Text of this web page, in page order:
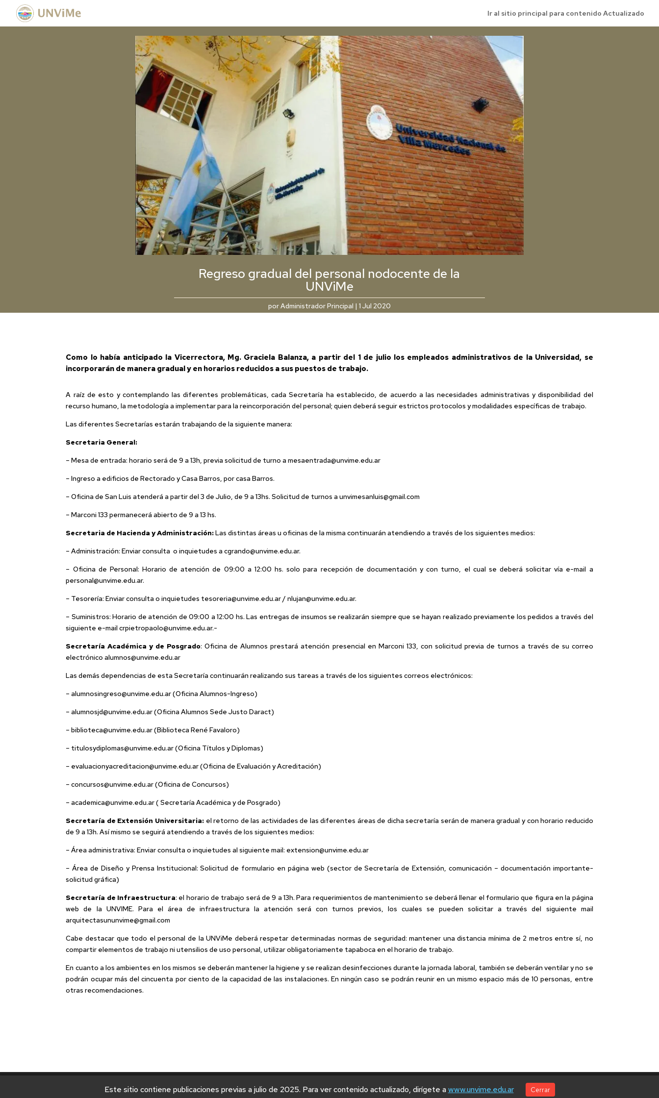
Ir al sitio principal para contenido Actualizado
Regreso gradual del personal nodocente de la
UNViMe
porAdministrador Principal | 1 Jul 2020
Como lo había anticipado la Vicerrectora, Mg. Graciela Balanza, a partir del 1 de julio los empleados administrativos de la Universidad, se
incorporarán de manera gradual y en horarios reducidos a sus puestos de trabajo.
A raíz de esto y contemplando las diferentes problemáticas, cada Secretaría ha establecido, de acuerdo a las necesidades administrativas y disponibilidad del
recurso humano, la metodología a implementar para la reincorporación del personal; quien deberá seguir estrictos protocolos y modalidades específicas de trabajo.
Las diferentes Secretarías estarán trabajando de la siguiente manera:
Secretaria General:
– Mesa de entrada: horario será de 9 a 13h, previa solicitud de turno a mesaentrada@unvime.edu.ar
– Ingreso a edificios de Rectorado y Casa Barros, por casa Barros.
– Oficina de San Luis atenderá a partir del 3 de Julio, de 9 a 13hs. Solicitud de turnos a unvimesanluis@gmail.com
– Marconi 133 permanecerá abierto de 9 a 13 hs.
Secretaria de Hacienda y Administración:Las distintas áreas u oficinas de la misma continuarán atendiendo a través de los siguientes medios:
– Administración: Enviar consulta o inquietudes a cgrando@unvime.edu.ar.
– Oficina de Personal: Horario de atención de 09:00 a 12:00 hs. solo para recepción de documentación y con turno, el cual se deberá solicitar vía e-mail a
personal@unvime.edu.ar.
– Tesorería: Enviar consulta o inquietudes tesoreria@unvime.edu.ar / nlujan@unvime.edu.ar.
– Suministros: Horario de atención de 09:00 a 12:00 hs. Las entregas de insumos se realizarán siempre que se hayan realizado previamente los pedidos a través del
siguiente e-mail crpietropaolo@unvime.edu.ar.-
Secretaría Académica y de Posgrado: Oficina de Alumnos prestará atención presencial en Marconi 133, con solicitud previa de turnos a través de su correo
electrónico alumnos@unvime.edu.ar
Las demás dependencias de esta Secretaría continuarán realizando sus tareas a través de los siguientes correos electrónicos:
– alumnosingreso@unvime.edu.ar (Oficina Alumnos-Ingreso)
– alumnosjd@unvime.edu.ar (Oficina Alumnos Sede Justo Daract)
– biblioteca@unvime.edu.ar (Biblioteca René Favaloro)
– titulosydiplomas@unvime.edu.ar (Oficina Títulos y Diplomas)
– evaluacionyacreditacion@unvime.edu.ar (Oficina de Evaluación y Acreditación)
– concursos@unvime.edu.ar (Oficina de Concursos)
– academica@unvime.edu.ar ( Secretaría Académica y de Posgrado)
Secretaría de Extensión Universitaria: el retorno de las actividades de las diferentes áreas de dicha secretaría serán de manera gradual y con horario reducido
de 9 a 13h. Así mismo se seguirá atendiendo a través de los siguientes medios:
– Área administrativa: Enviar consulta o inquietudes al siguiente mail: extension@unvime.edu.ar
– Área de Diseño y Prensa Institucional: Solicitud de formulario en página web (sector de Secretaría de Extensión, comunicación – documentación importante-
solicitud gráfica)
Secretaría de Infraestructura: el horario de trabajo será de 9 a 13h. Para requerimientos de mantenimiento se deberá llenar el formulario que figura en la página
web de la UNVIME. Para el área de infraestructura la atención será con turnos previos, los cuales se pueden solicitar a través del siguiente mail
arquitectasununvime@gmail.com
Cabe destacar que todo el personal de la UNViMe deberá respetar determinadas normas de seguridad: mantener una distancia mínima de 2 metros entre sí, no
compartir elementos de trabajo ni utensilios de uso personal, utilizar obligatoriamente tapaboca en el horario de trabajo.
En cuanto a los ambientes en los mismos se deberán mantener la higiene y se realizan desinfecciones durante la jornada laboral, también se deberán ventilar y no se
podrán ocupar más del cincuenta por ciento de la capacidad de las instalaciones. En ningún caso se podrán reunir en un mismo espacio más de 10 personas, entre
otras recomendaciones.
© 2025 Universidad Nacional de Villa Mercedes
Este sitio contiene publicaciones previas a julio de 2025. Para ver contenido actualizado, dirígete awww.unvime.edu.ar Cerrar